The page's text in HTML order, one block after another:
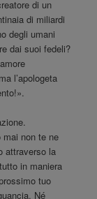
di un
di miliardi
degli umani
dai suoi fedeli?
l’apologeta
non te ne
attraverso la
in maniera
tuo
Né